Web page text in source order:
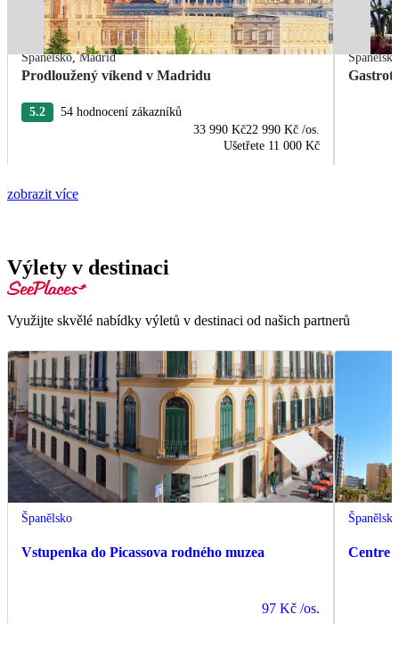
Španělsko,Madrid
Prodloužený víkend v Madridu
5.2
54 hodnocení zákazníků
33 990 Kč22 990 Kč /os.
Ušetřete 11 000 Kč
Španělsko
zobrazit více
Výlety v destinaci
Využijte skvělé nabídky výletů v destinaci od našich partnerů
Španělsko
Vstupenka do Picassova rodného muzea
97 Kč /os.
Španělsko
Centre